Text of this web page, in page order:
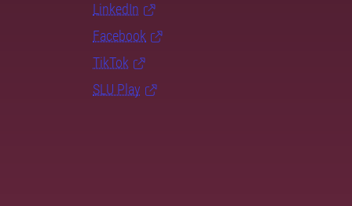
LinkedIn
Facebook
TikTok
SLU Play